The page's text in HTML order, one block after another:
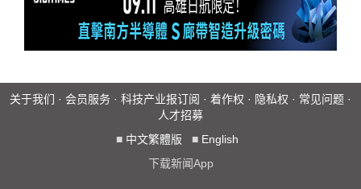
关于我们 · 会员服务 · 科技产业报订阅 · 着作权 · 隐私权 · 常见问题 ·
人才招募
■ 中文繁體版 ■ English
下载新闻App